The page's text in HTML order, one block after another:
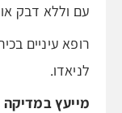
עם וללא דבק
רופא עיניים
לניאדו.
מייעץ במדיקה RMC, מנתח במדיקה RMC